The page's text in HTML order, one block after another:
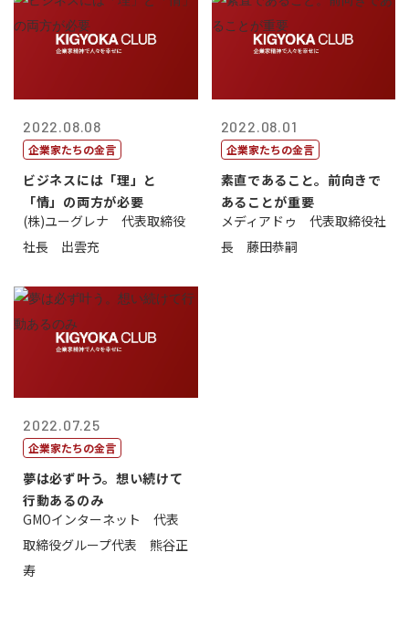
2022.08.08
企業家たちの金言
ビジネスには「理」と
「情」の両方が必要
(株)ユーグレナ 代表取締役
社長 出雲充
2022.08.01
企業家たちの金言
素直であること。前向きで
あることが重要
メディアドゥ 代表取締役社
長 藤田恭嗣
2022.07.25
企業家たちの金言
夢は必ず叶う。想い続けて
行動あるのみ
GMOインターネット 代表
取締役グループ代表 熊谷正
寿